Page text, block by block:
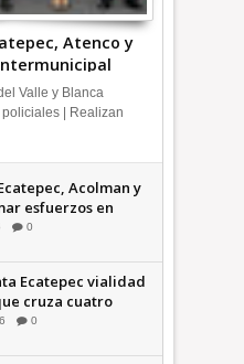
Atenco y
Valle y Blanca
| Realizan
Acolman y
esfuerzos en
0
Ecatepec vialidad
cruza cuatro
+Video
0